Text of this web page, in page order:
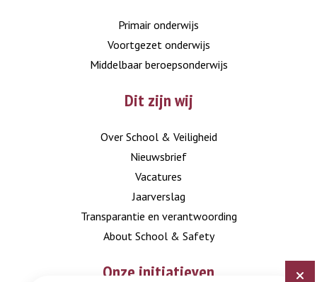
Primair onderwijs
Voortgezet onderwijs
Middelbaar beroepsonderwijs
Dit zijn wij
Over School & Veiligheid
Nieuwsbrief
Vacatures
Jaarverslag
Transparantie en verantwoording
About School & Safety
Onze initiatieven